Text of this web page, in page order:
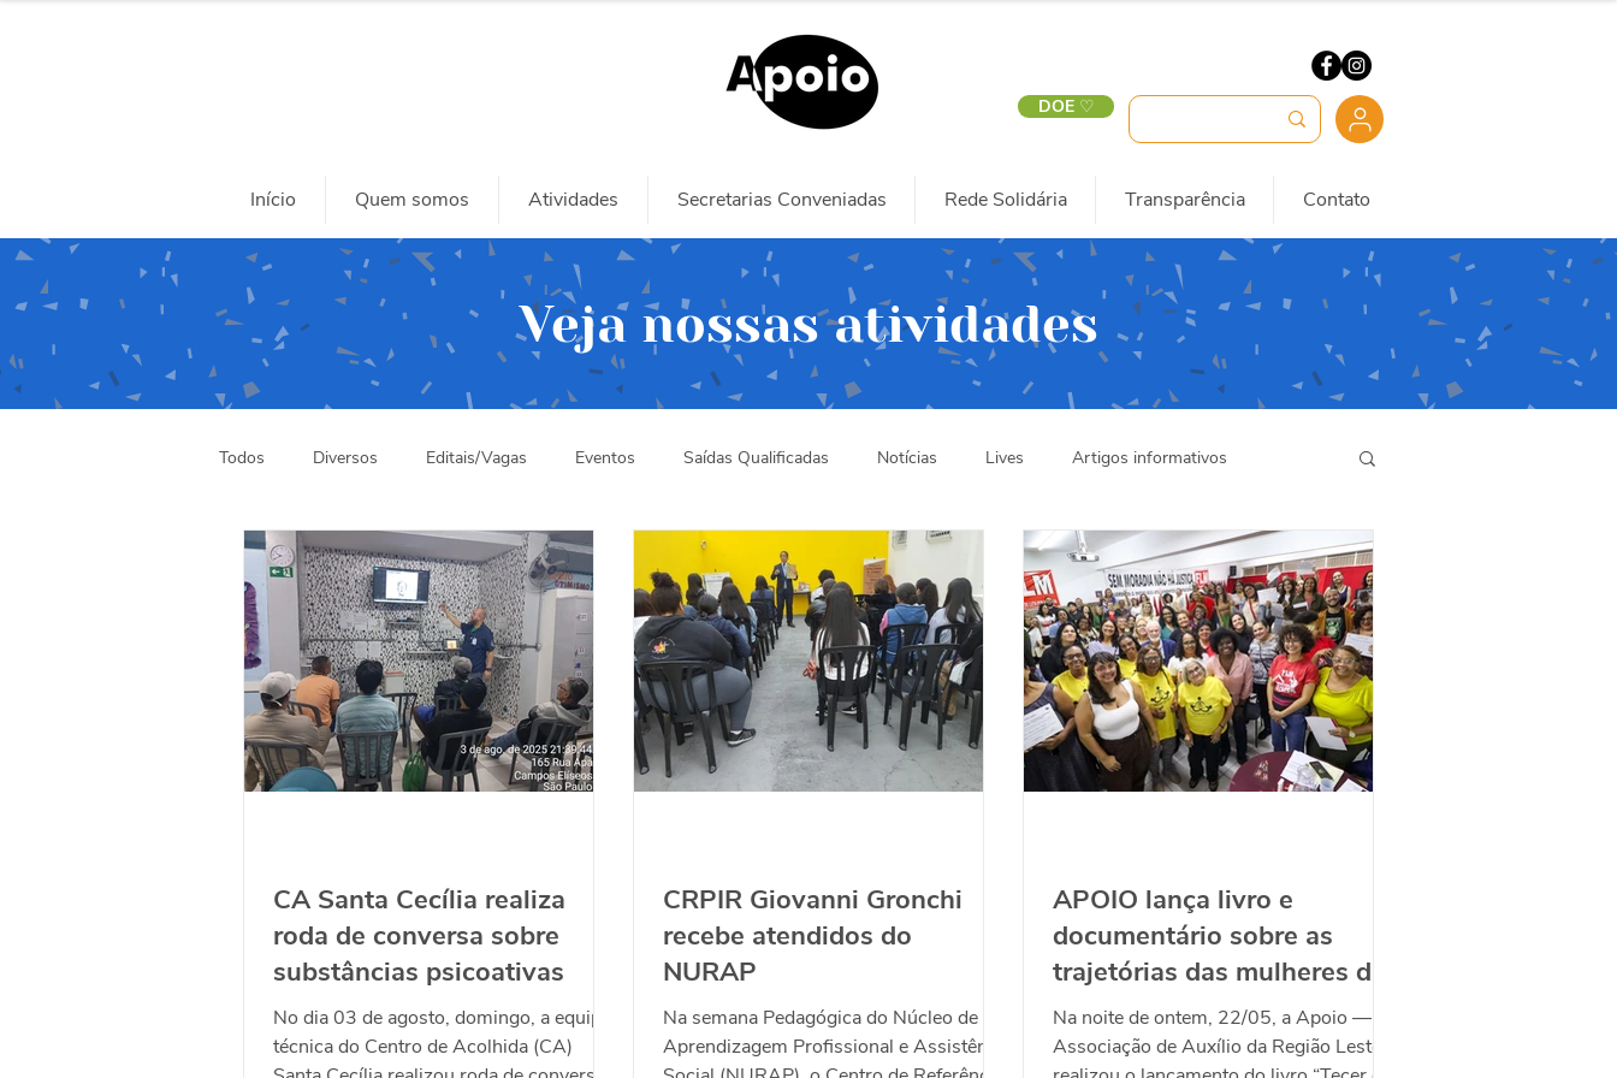
DOE ♡
Início Quem somos Atividades Secretarias Conveniadas Rede Solidária Transparência Contato
Veja nossas atividades
Todos Diversos Editais/Vagas Eventos Saídas Qualificadas Notícias Lives Artigos informativos
Ação Social Habitação
CA Santa Cecília realiza
roda de conversa sobre
substâncias psicoativas
No dia 03 de agosto, domingo, a equipe
técnica do Centro de Acolhida (CA)
CRPIR Giovanni Gronchi
recebe atendidos do
NURAP
Na semana Pedagógica do Núcleo de
Aprendizagem Profissional e Assistência
APOIO lança livro e
documentário sobre as
trajetórias das mulheres da
FLM
Na noite de ontem, 22/05, a Apoio —
Associação de Auxílio da Região Leste